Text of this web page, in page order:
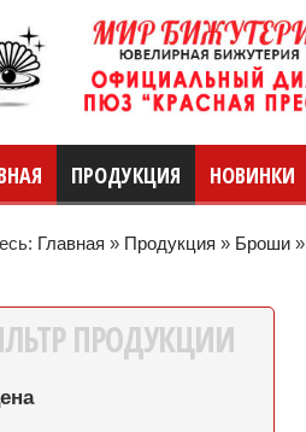
ПРОДУКЦИЯ НОВИНКИ
Главная » Продукция » Броши »
ПРОДУКЦИИ